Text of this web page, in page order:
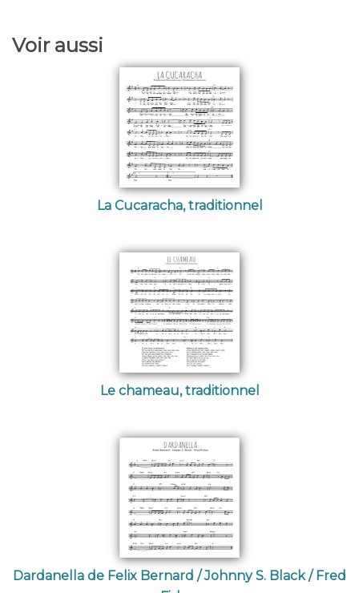
Voir aussi
La Cucaracha, traditionnel
Le chameau, traditionnel
Dardanella de Felix Bernard / Johnny S. Black / Fred